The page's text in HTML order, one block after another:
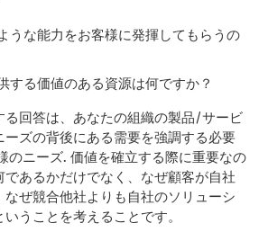
うな能力をお客様に発揮してもらうの
する価値のある資源は何ですか？
る回答は、あなたの組織の製品/サービ
ーズの背後にある需要を強調する必要
のニーズ. 価値を確立する際に重要なの
であるかだけでなく、なぜ顧客が自社
なぜ競合他社よりも自社のソリューシ
うことを考えることです。